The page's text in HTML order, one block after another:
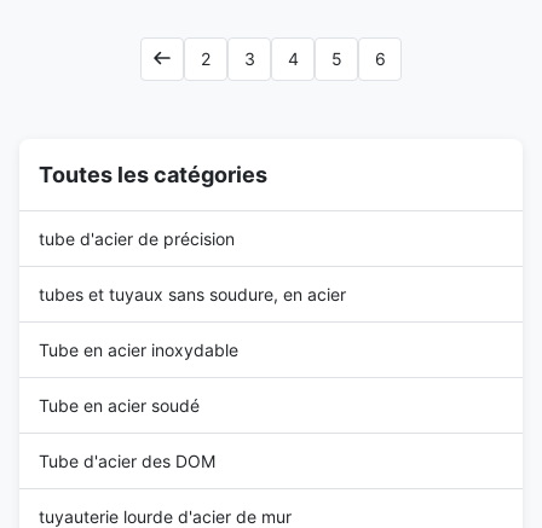
EN10305-2 4. Certification:
ISO9001, ISO14001...
cold drawn, cold rolled Delivery
condition: BK,GBK,NBK
Chemical composition ...
2 3 4 5 6
Toutes les catégories
tube d'acier de précision
tubes et tuyaux sans soudure, en acier
Tube en acier inoxydable
Tube en acier soudé
Tube d'acier des DOM
tuyauterie lourde d'acier de mur